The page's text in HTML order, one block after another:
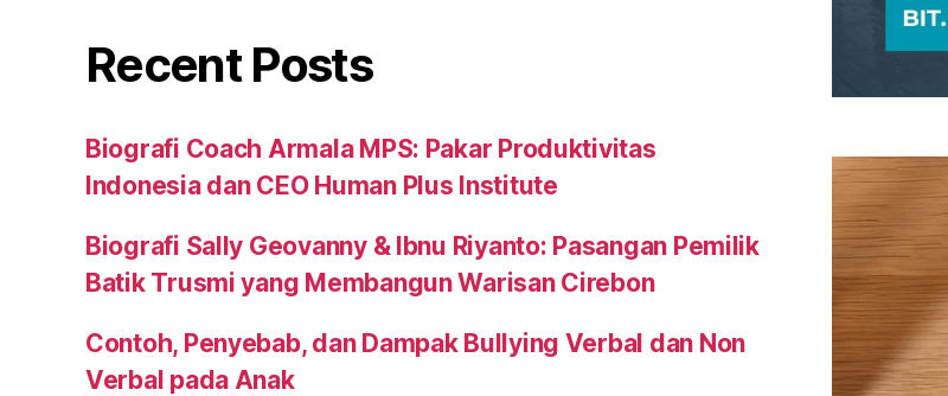
Recent Posts
Biografi Coach Armala MPS: Pakar Produktivitas
Indonesia dan CEO Human Plus Institute
Biografi Sally Geovanny & Ibnu Riyanto: Pasangan Pemilik
Batik Trusmi yang Membangun Warisan Cirebon
Contoh, Penyebab, dan Dampak Bullying Verbal dan Non
Verbal pada Anak